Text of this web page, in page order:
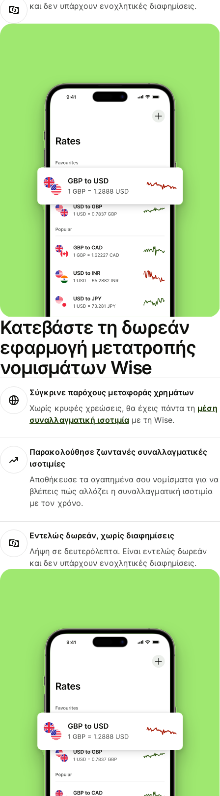
και δεν υπάρχουν ενοχλητικές διαφημίσεις.
Κατεβάστε τη δωρεάν
εφαρμογή μετατροπής
νομισμάτων Wise
Σύγκρινε παρόχους μεταφοράς χρημάτων
Χωρίς κρυφές χρεώσεις, θα έχεις πάντα τη μέση
συναλλαγματική ισοτιμίαμε τη Wise.
Παρακολούθησε ζωντανές συναλλαγματικές
ισοτιμίες
Αποθήκευσε τα αγαπημένα σου νομίσματα για να
βλέπεις πώς αλλάζει η συναλλαγματική ισοτιμία
με τον χρόνο.
Εντελώς δωρεάν, χωρίς διαφημίσεις
Λήψη σε δευτερόλεπτα. Είναι εντελώς δωρεάν
και δεν υπάρχουν ενοχλητικές διαφημίσεις.